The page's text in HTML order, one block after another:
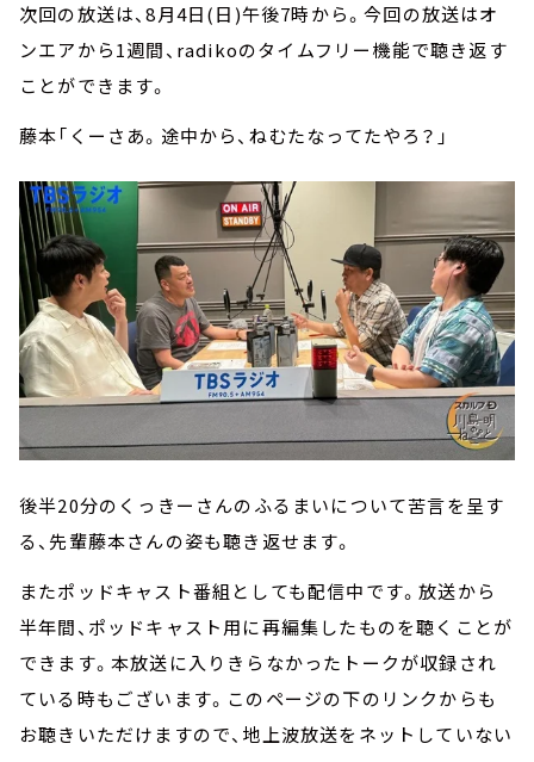
次回の放送は、8月4日(日)午後7時から。今回の放送はオ
ンエアから1週間、radikoのタイムフリー機能で聴き返す
ことができます。
藤本「くーさあ。途中から、ねむたなってたやろ？」
後半20分のくっきーさんのふるまいについて苦言を呈す
る、先輩藤本さんの姿も聴き返せます。
またポッドキャスト番組としても配信中です。放送から
半年間、ポッドキャスト用に再編集したものを聴くことが
できます。本放送に入りきらなかったトークが収録され
ている時もございます。このページの下のリンクからも
お聴きいただけますので、地上波放送をネットしていない